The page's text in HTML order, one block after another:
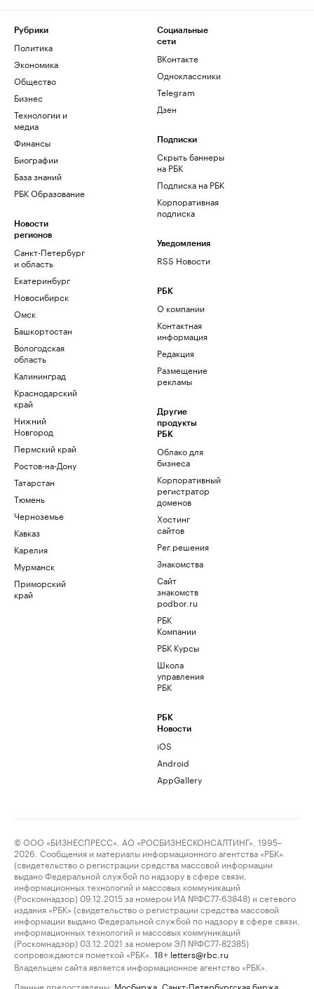
Рубрики
Политика
Экономика
Общество
Бизнес
Технологии и
медиа
Финансы
Биографии
База знаний
РБК Образование
Новости
регионов
Санкт-Петербург
и область
Екатеринбург
Новосибирск
Омск
Башкортостан
Вологодская
область
Калининград
Краснодарский
край
Нижний
Новгород
Пермский край
Ростов-на-Дону
Татарстан
Тюмень
Черноземье
Кавказ
Карелия
Мурманск
Приморский
край
Социальные
сети
ВКонтакте
Одноклассники
Telegram
Дзен
Подписки
Скрыть баннеры
на РБК
Подписка на РБК
Корпоративная
подписка
Уведомления
RSS Новости
РБК
О компании
Контактная
информация
Редакция
Размещение
рекламы
Другие
продукты
РБК
Облако для
бизнеса
Корпоративный
регистратор
доменов
Хостинг
сайтов
Рег.решения
Знакомства
Сайт
знакомств
podbor.ru
РБК
Компании
РБК Курсы
Школа
управления
РБК
РБК
Новости
iOS
Android
AppGallery
© ООО «БИЗНЕСПРЕСС», АО «РОСБИЗНЕСКОНСАЛТИНГ», 1995–
2026. Сообщения и материалы информационного агентства «РБК»
(свидетельство о регистрации средства массовой информации
выдано Федеральной службой по надзору в сфере связи,
информационных технологий и массовых коммуникаций
(Роскомнадзор) 09.12.2015 за номером ИА №ФС77-63848) и сетевого
издания «РБК» (свидетельство о регистрации средства массовой
информации выдано Федеральной службой по надзору в сфере связи,
информационных технологий и массовых коммуникаций
(Роскомнадзор) 03.12.2021 за номером ЭЛ №ФС77-82385)
сопровождаются пометкой «РБК».
18+ letters@rbc.ru
Владельцем сайта является информационное агентство «РБК».
Данные предоставлены: Мосбиржа Санкт-Петербургская биржа